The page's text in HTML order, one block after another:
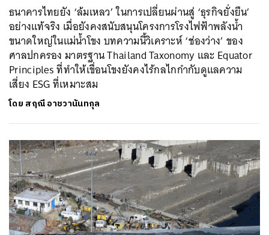
ธนาคารไทยยัง ‘ล้มเหลว’ ในการเปลี่ยนผ่านสู่ ‘ธุรกิจยั่งยืน’
อย่างแท้จริง เมื่อยังคงสนับสนุนโครงการโรงไฟฟ้าพลังน้ำ
ขนาดใหญ่ในแม่น้ำโขง บทความนี้วิเคราะห์ ‘ช่องว่าง’ ของ
ศาลปกครอง มาตรฐาน Thailand Taxonomy และ Equator
Principles ที่ทำให้เขื่อนโขงยังคงไร้กลไกกำกับดูแลความ
เสี่ยง ESG ที่เหมาะสม
โดย สฤณี อาชวานันทกุล